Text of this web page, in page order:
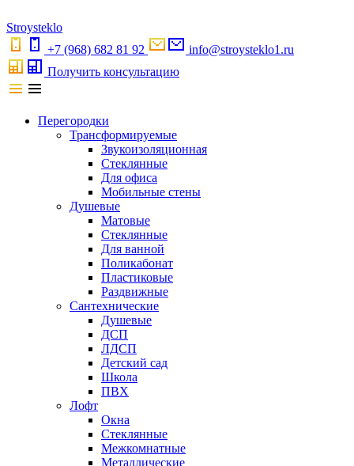
Stroysteklo
+7 (968) 682 81 92
info@stroysteklo1.ru
Получить консультацию
Перегородки
Трансформируемые
Звукоизоляционная
Стеклянные
Для офиса
Мобильные стены
Душевые
Матовые
Стеклянные
Для ванной
Поликабонат
Пластиковые
Раздвижные
Сантехнические
Душевые
ДСП
ЛДСП
Детский сад
Школа
ПВХ
Лофт
Окна
Стеклянные
Межкомнатные
Металлические